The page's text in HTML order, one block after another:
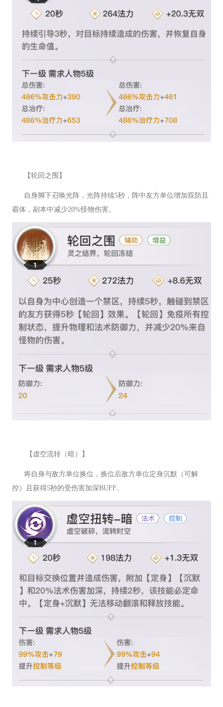
【轮回之围】
自身脚下召唤光阵，光阵持续5秒，阵中友方单位增加双防且
霸体，副本中减少20%怪物伤害。
【虚空流转（暗）】
将自身与敌方单位换位，换位后敌方单位定身沉默（可解
控）且获得5秒的受伤害加深BUFF。